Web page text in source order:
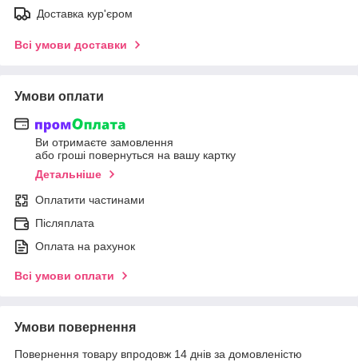
Доставка кур'єром
Всі умови доставки
Умови оплати
Ви отримаєте замовлення
або гроші повернуться на вашу картку
Детальніше
Оплатити частинами
Післяплата
Оплата на рахунок
Всі умови оплати
Умови повернення
Повернення товару впродовж 14 днів за домовленістю